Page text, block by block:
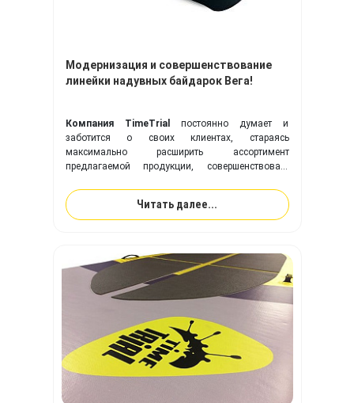
Модернизация и совершенствование
линейки надувных байдарок Вега!
Компания TimeTrial
постоянно думает и
заботится о своих клиентах, стараясь
максимально расширить ассортимент
предлагаемой продукции, совершенствовать
оптимизировать производственный процесс в
целом.
Читать далее...